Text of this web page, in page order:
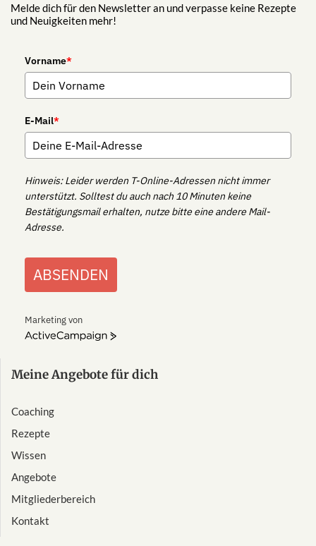
Melde dich für den Newsletter an und verpasse keine Rezepte
und Neuigkeiten mehr!
Vorname*
E-Mail*
Hinweis: Leider werden T-Online-Adressen nicht immer
unterstützt. Solltest du auch nach 10 Minuten keine
Bestätigungsmail erhalten, nutze bitte eine andere Mail-
Adresse.
ABSENDEN
Marketing von
ActiveCampaign
Meine Angebote für dich
Coaching
Rezepte
Wissen
Angebote
Mitgliederbereich
Kontakt